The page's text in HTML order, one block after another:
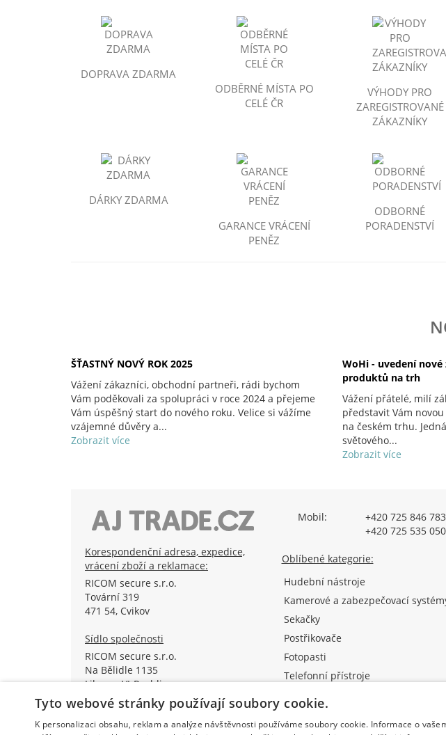
DOPRAVA ZDARMA
ODBĚRNÉ MÍSTA PO
CELÉ ČR
VÝHODY PRO
ZAREGISTROVANÉ
ZÁKAZNÍKY
DÁRKY ZDARMA
GARANCE VRÁCENÍ
PENĚZ
ODBORNÉ
PORADENSTVÍ
ŠŤASTNÝ NOVÝ ROK 2025
Vážení zákazníci, obchodní partneři, rádi bychom
Vám poděkovali za spolupráci v roce 2024 a přejeme
Vám úspěšný start do nového roku. Velice si vážíme
vzájemné důvěry a...
Zobrazit více
WoHi - uvedení
produktů na trh
Vážení přátelé, milí
představit Vám
na českém trhu.
světového...
Zobrazit více
Korespondenční adresa, expedice,
vrácení zboží a reklamace:
RICOM secure s.r.o.
Tovární 319
471 54, Cvikov
Sídlo společnosti
RICOM secure s.r.o.
Na Bělidle 1135
Liberec VI-Rochlice
460 06 Liberec
IČO: 08572852
Mobil:
+420 725 846 783
+420 725 535 050
Oblíbené kategorie:
Hudební nástroje
Kamerové a zabezpečovací
Sekačky
Postřikovače
Fotopasti
Telefonní přístroje
Tyto webové stránky používají soubory cookie.
K personalizaci obsahu, reklam a analýze návštěvnosti používáme soubory cookie. Informace o